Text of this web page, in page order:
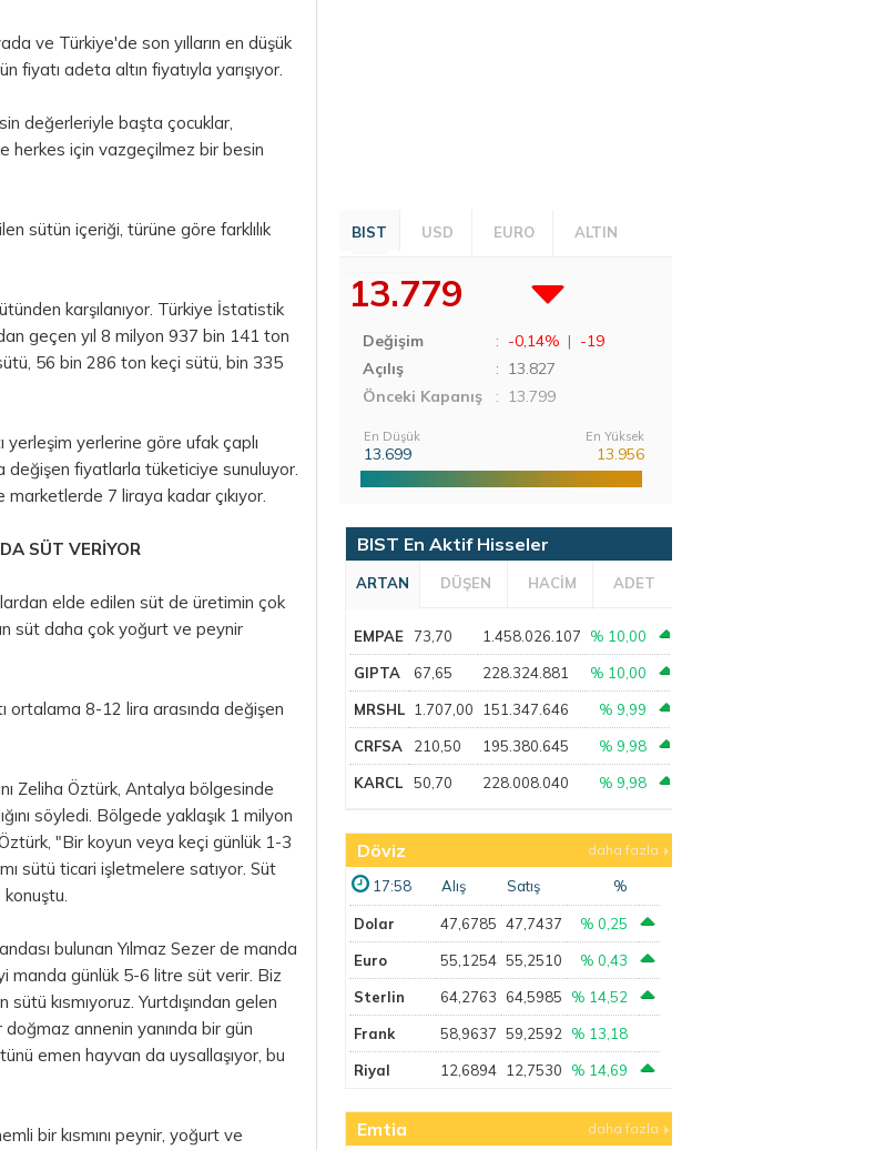
ve Türkiye'de son yılların en düşük
fiyatı adeta altın fiyatıyla yarışıyor.
değerleriyle başta çocuklar,
herkes için vazgeçilmez bir besin
sütün içeriği, türüne göre farklılık
karşılanıyor. Türkiye İstatistik
geçen yıl 8 milyon 937 bin 141 ton
56 bin 286 ton keçi sütü, bin 335
yerlerine göre ufak çaplı
değişen fiyatlarla tüketiciye sunuluyor.
7 liraya kadar çıkıyor.
SÜT VERİYOR
elde edilen süt de üretimin çok
süt daha çok yoğurt ve peynir
ortalama 8-12 lira arasında değişen
Zeliha Öztürk, Antalya bölgesinde
söyledi. Bölgede yaklaşık 1 milyon
"Bir koyun veya keçi günlük 1-3
sütü ticari işletmelere satıyor. Süt
konuştu.
bulunan Yılmaz Sezer de manda
manda günlük 5-6 litre süt verir. Biz
kısmıyoruz. Yurtdışından gelen
annenin yanında bir gün
emen hayvan da uysallaşıyor, bu
bir kısmını peynir, yoğurt ve
BIST USD EURO ALTIN
13.779
Değişim : -0,14% | -19
Açılış
: 13.827
Önceki Kapanış
: 13.799
En Düşük
13.699
En Yüksek
13.956
BIST En Aktif Hisseler
ARTAN DÜŞEN HACİM ADET
EMPAE 73,70 1.458.026.107 % 10,00
GIPTA 67,65 228.324.881 % 10,00
MRSHL 1.707,00 151.347.646 % 9,99
CRFSA 210,50 195.380.645 % 9,98
KARCL 50,70 228.008.040 % 9,98
Döviz daha fazla
17:58 Alış Satış %
Dolar 47,6785 47,7437 % 0,25
Euro 55,1254 55,2510 % 0,43
Sterlin 64,2763 64,5985 % 14,52
Frank 58,9637 59,2592 % 13,18
Riyal 12,6894 12,7530 % 14,69
Emtia daha fazla